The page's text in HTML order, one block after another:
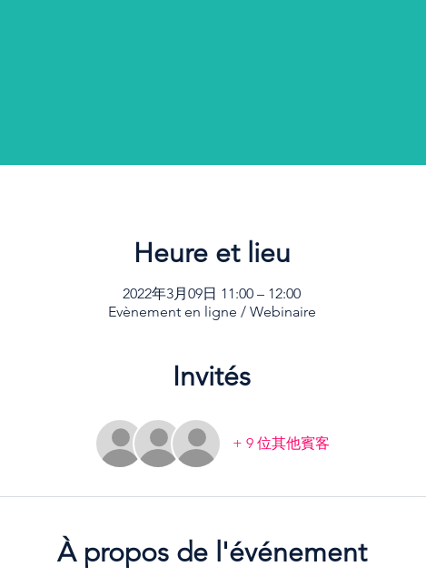
Heure et lieu
2022年3月09日 11:00 – 12:00
Evènement en ligne / Webinaire
Invités
+ 9 位其他賓客
À propos de l'événement